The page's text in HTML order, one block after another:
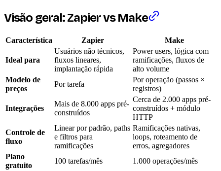
Visão geral: Zapier vs Make
Característica Zapier Make
Ideal para
Usuários não técnicos,
fluxos lineares,
implantação rápida
Power users, lógica com
ramificações, fluxos de
alto volume
Modelo de
preços
Por tarefa
Por operação (passos ×
registros)
Integrações
Mais de 8.000 apps pré-
construídos
Cerca de 2.000 apps pré-
construídos + módulo
HTTP
Controle de
fluxo
Linear por padrão, paths
e filtros para
ramificações
Ramificações nativas,
loops, roteamento de
erros, agregadores
Plano
gratuito
100 tarefas/mês
1.000 operações/mês